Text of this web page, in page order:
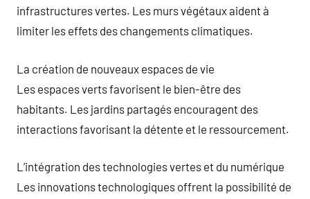
infrastructures vertes. Les murs végétaux aident à
limiter les effets des changements climatiques.
La création de nouveaux espaces de vie
Les espaces verts favorisent le bien-être des
habitants. Les jardins partagés encouragent des
interactions favorisant la détente et le ressourcement.
L’intégration des technologies vertes et du numérique
Les innovations technologiques offrent la possibilité de